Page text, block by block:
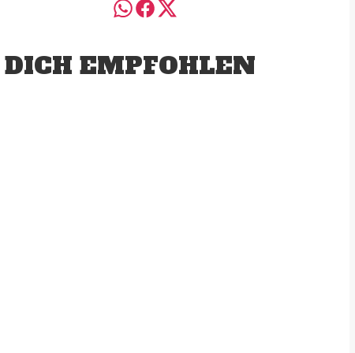
DICH EMPFOHLEN